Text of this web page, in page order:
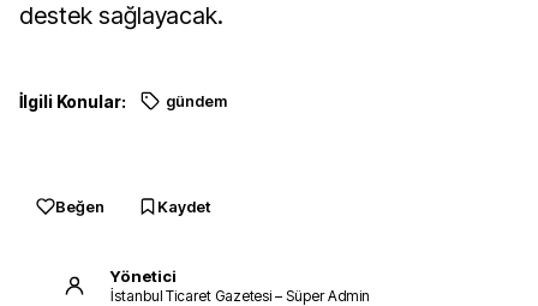
destek sağlayacak.
İlgili Konular: gündem
Beğen Kaydet
Yönetici
İstanbul Ticaret Gazetesi – Süper Admin